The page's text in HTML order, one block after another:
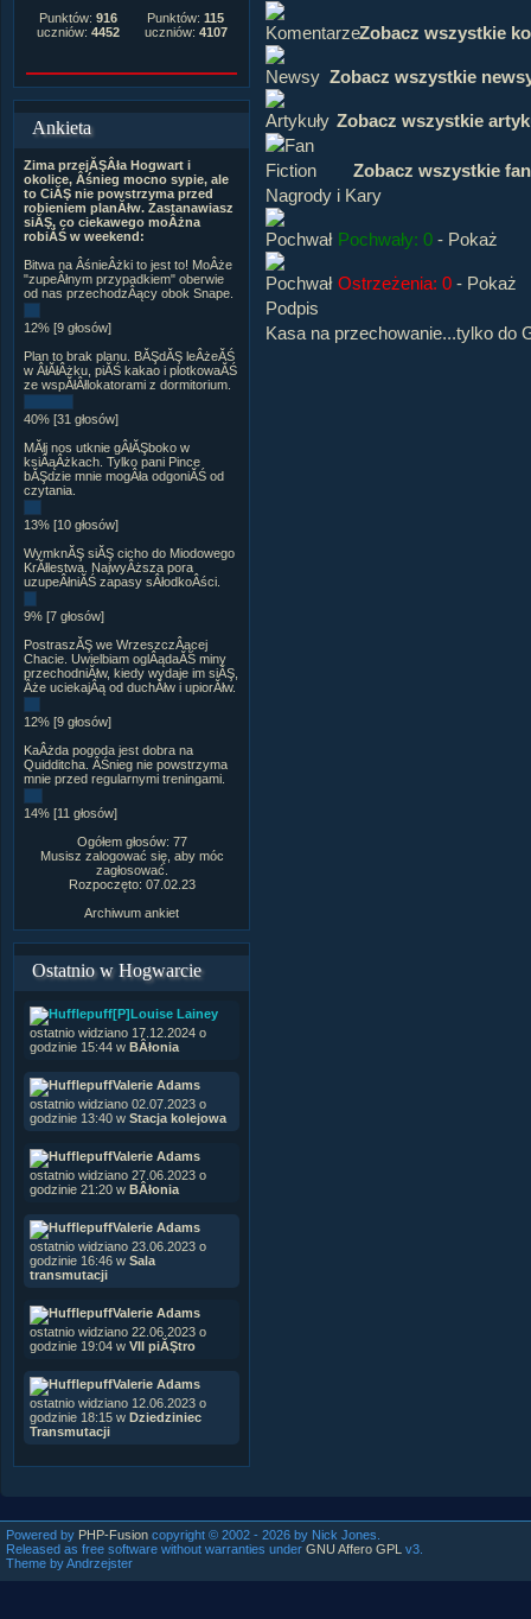
Punktów: 916
uczniów: 4452
Punktów: 115
uczniów: 4107
Ankieta
Zima przejĂŞÂła Hogwart i
okolice, Âśnieg mocno sypie, ale
to CiĂŞ nie powstrzyma przed
robieniem planĂłw. Zastanawiasz
siĂŞ, co ciekawego moÂżna
robiĂŚ w weekend:
Bitwa na ÂśnieÂżki to jest to! MoÂże
"zupeÂłnym przypadkiem" oberwie
od nas przechodzÂący obok Snape.
12% [9 głosów]
Plan to brak planu. BĂŞdĂŞ leÂżeĂŚ
w ÂłĂłÂżku, piĂŚ kakao i plotkowaĂŚ
ze wspĂłÂłlokatorami z dormitorium.
40% [31 głosów]
MĂłj nos utknie gÂłĂŞboko w
ksiÂąÂżkach. Tylko pani Pince
bĂŞdzie mnie mogÂła odgoniĂŚ od
czytania.
13% [10 głosów]
WymknĂŞ siĂŞ cicho do Miodowego
KrĂłlestwa. NajwyÂższa pora
uzupeÂłniĂŚ zapasy sÂłodkoÂści.
9% [7 głosów]
PostraszĂŞ we WrzeszczÂącej
Chacie. Uwielbiam oglÂądaĂŚ miny
przechodniĂłw, kiedy wydaje im siĂŞ,
Âże uciekajÂą od duchĂłw i upiorĂłw.
12% [9 głosów]
KaÂżda pogoda jest dobra na
Quidditcha. ÂŚnieg nie powstrzyma
mnie przed regularnymi treningami.
14% [11 głosów]
Ogółem głosów: 77
Musisz zalogować się, aby móc
zagłosować.
Rozpoczęto: 07.02.23
Archiwum ankiet
Ostatnio w Hogwarcie
[P]Louise Lainey
ostatnio widziano 17.12.2024 o
godzinie 15:44 w BÂłonia
Valerie Adams
ostatnio widziano 02.07.2023 o
godzinie 13:40 w Stacja kolejowa
Valerie Adams
ostatnio widziano 27.06.2023 o
godzinie 21:20 w BÂłonia
Valerie Adams
ostatnio widziano 23.06.2023 o
godzinie 16:46 w Sala
transmutacji
Valerie Adams
ostatnio widziano 22.06.2023 o
godzinie 19:04 w VII piĂŞtro
Valerie Adams
ostatnio widziano 12.06.2023 o
godzinie 18:15 w Dziedziniec
Transmutacji
Zobacz wszystkie
Zobacz wszystkie
Zobacz wszystkie
Zobacz wszystkie
Nagrody i Kary
Pochwały: 0- Pokaż
Ostrzeżenia: 0- Pokaż
Podpis
Kasa na przechowanie...tylko do
Powered by PHP-Fusion copyright © 2002 - 2026 by Nick Jones.
Released as free software without warranties under GNU Affero GPL
v3.
Theme by Andrzejster